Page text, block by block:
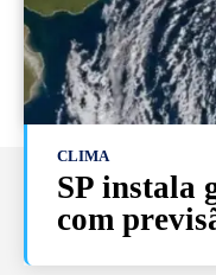
CLIMA
SP instala
com